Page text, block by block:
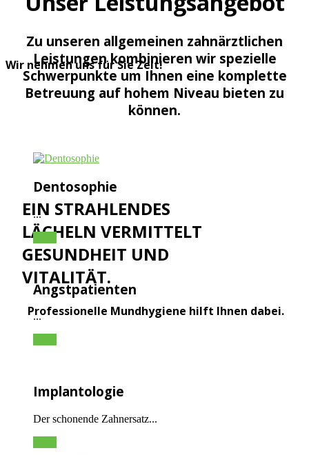
Wir nehmen uns für Sie Zeit!
EIN STRAHLENDES
LÄCHELN VERMITTELT
GESUNDHEIT UND
VITALITÄT.
Professionelle Mundhygiene hilft Ihnen dabei.
Zu unseren allgemeinen zahnärztlichen
Leistungen kombinieren wir spezielle
Schwerpunkte um Ihnen eine komplette
Betreuung auf hohem Niveau bieten zu
können.
Dentosophie
...
Angstpatienten
...
Implantologie
Der schonende Zahnersatz...